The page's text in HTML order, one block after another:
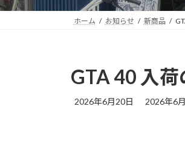
ッ
移
ホーム お知らせ 新商品
GTA 40 入
2026年6月20日
最
2026年6